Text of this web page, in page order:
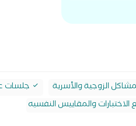
الزوجية والأسرية جلسات
والمقاييس النفسيه